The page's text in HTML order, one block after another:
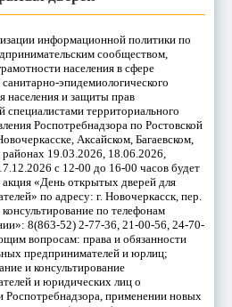
информационной политики по
сообществом,
населения в сфере
эпидемиологического
населения и защиты прав
специалистами территориального
Роспотребнадзора по Ростовской
Аксайском, Багаевском,
19.03.2026, 18.06.2026,
с 12-00 до 16-00 часов будет
акция «День открытых дверей для
по адресу: г. Новочеркасск, пер.
по телефонам
8(863-52) 2-77-36, 21-00-56, 24-70-
вопросам: права и обязанности
предпринимателей и юрлиц;
и консультирование
и юридических лиц о
Роспотребнадзора, применении новых